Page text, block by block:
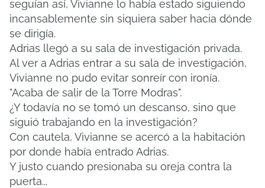
seguían así, Vivianne lo había estado siguiendo
incansablemente sin siquiera saber hacia dónde
se dirigía.
Adrias llegó a su sala de investigación privada.
Al ver a Adrias entrar a su sala de investigación,
Vivianne no pudo evitar sonreír con ironía.
"Acaba de salir de la Torre Modras".
¿Y todavía no se tomó un descanso, sino que
siguió trabajando en la investigación?
Con cautela, Vivianne se acercó a la habitación
por donde había entrado Adrias.
Y justo cuando presionaba su oreja contra la
puerta...